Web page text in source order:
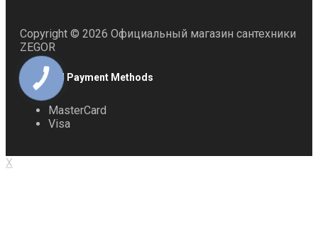
Copyright © 2026 Официальный магазин сантехники
ZEGOR
Accepted Payment Methods
MasterCard
Visa
X
КНОПКА
ЗВ'ЯЗКУ